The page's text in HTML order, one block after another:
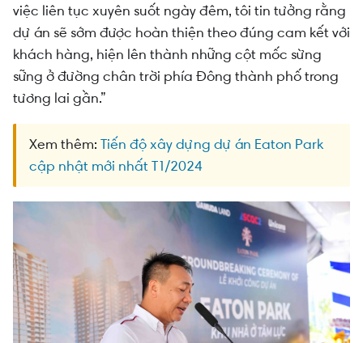
việc liên tục xuyên suốt ngày đêm, tôi tin tưởng rằng
dự án sẽ sớm được hoàn thiện theo đúng cam kết với
khách hàng, hiện lên thành những cột mốc sừng
sững ở đường chân trời phía Đông thành phố trong
tương lai gần.”
Xem thêm: Tiến độ xây dựng dự án Eaton Park
cập nhật mới nhất T1/2024